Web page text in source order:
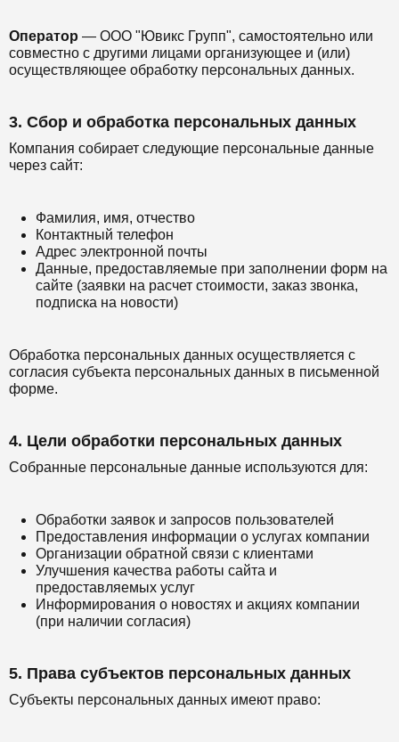
Оператор — ООО "Ювикс Групп", самостоятельно или
совместно с другими лицами организующее и (или)
осуществляющее обработку персональных данных.
3. Сбор и обработка персональных данных
Компания собирает следующие персональные данные
через сайт:
Фамилия, имя, отчество
Контактный телефон
Адрес электронной почты
Данные, предоставляемые при заполнении форм на
сайте (заявки на расчет стоимости, заказ звонка,
подписка на новости)
Обработка персональных данных осуществляется с
согласия субъекта персональных данных в письменной
форме.
4. Цели обработки персональных данных
Собранные персональные данные используются для:
Обработки заявок и запросов пользователей
Предоставления информации о услугах компании
Организации обратной связи с клиентами
Улучшения качества работы сайта и
предоставляемых услуг
Информирования о новостях и акциях компании
(при наличии согласия)
5. Права субъектов персональных данных
Субъекты персональных данных имеют право: